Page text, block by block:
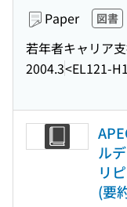
Paper 図書
若年者キャリア
2004.3<EL121-
ル
リ
(要